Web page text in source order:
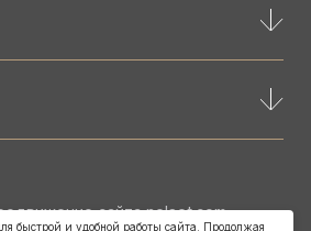
быстрой и удобной работы сайта. Продолжая
сайтаnelset.com